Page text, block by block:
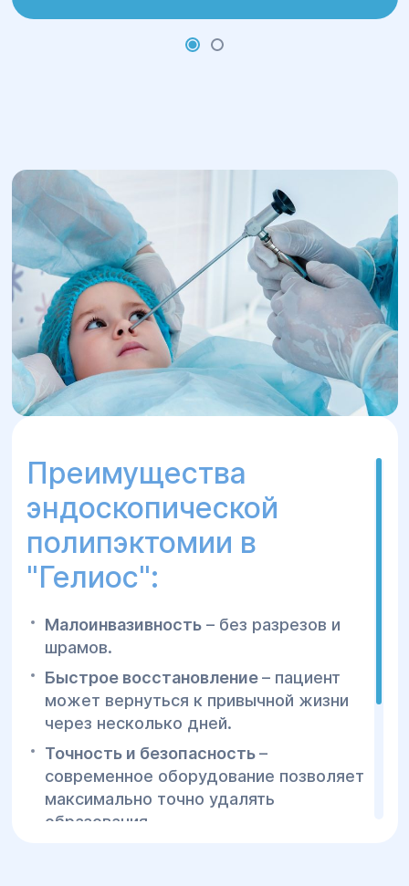
Преимущества
эндоскопической
полипэктомии в
"Гелиос":
Малоинвазивность– без разрезов и
шрамов.
Быстрое восстановление– пациент
может вернуться к привычной жизни
через несколько дней.
Точность и безопасность–
современное оборудование позволяет
максимально точно удалять
образования.